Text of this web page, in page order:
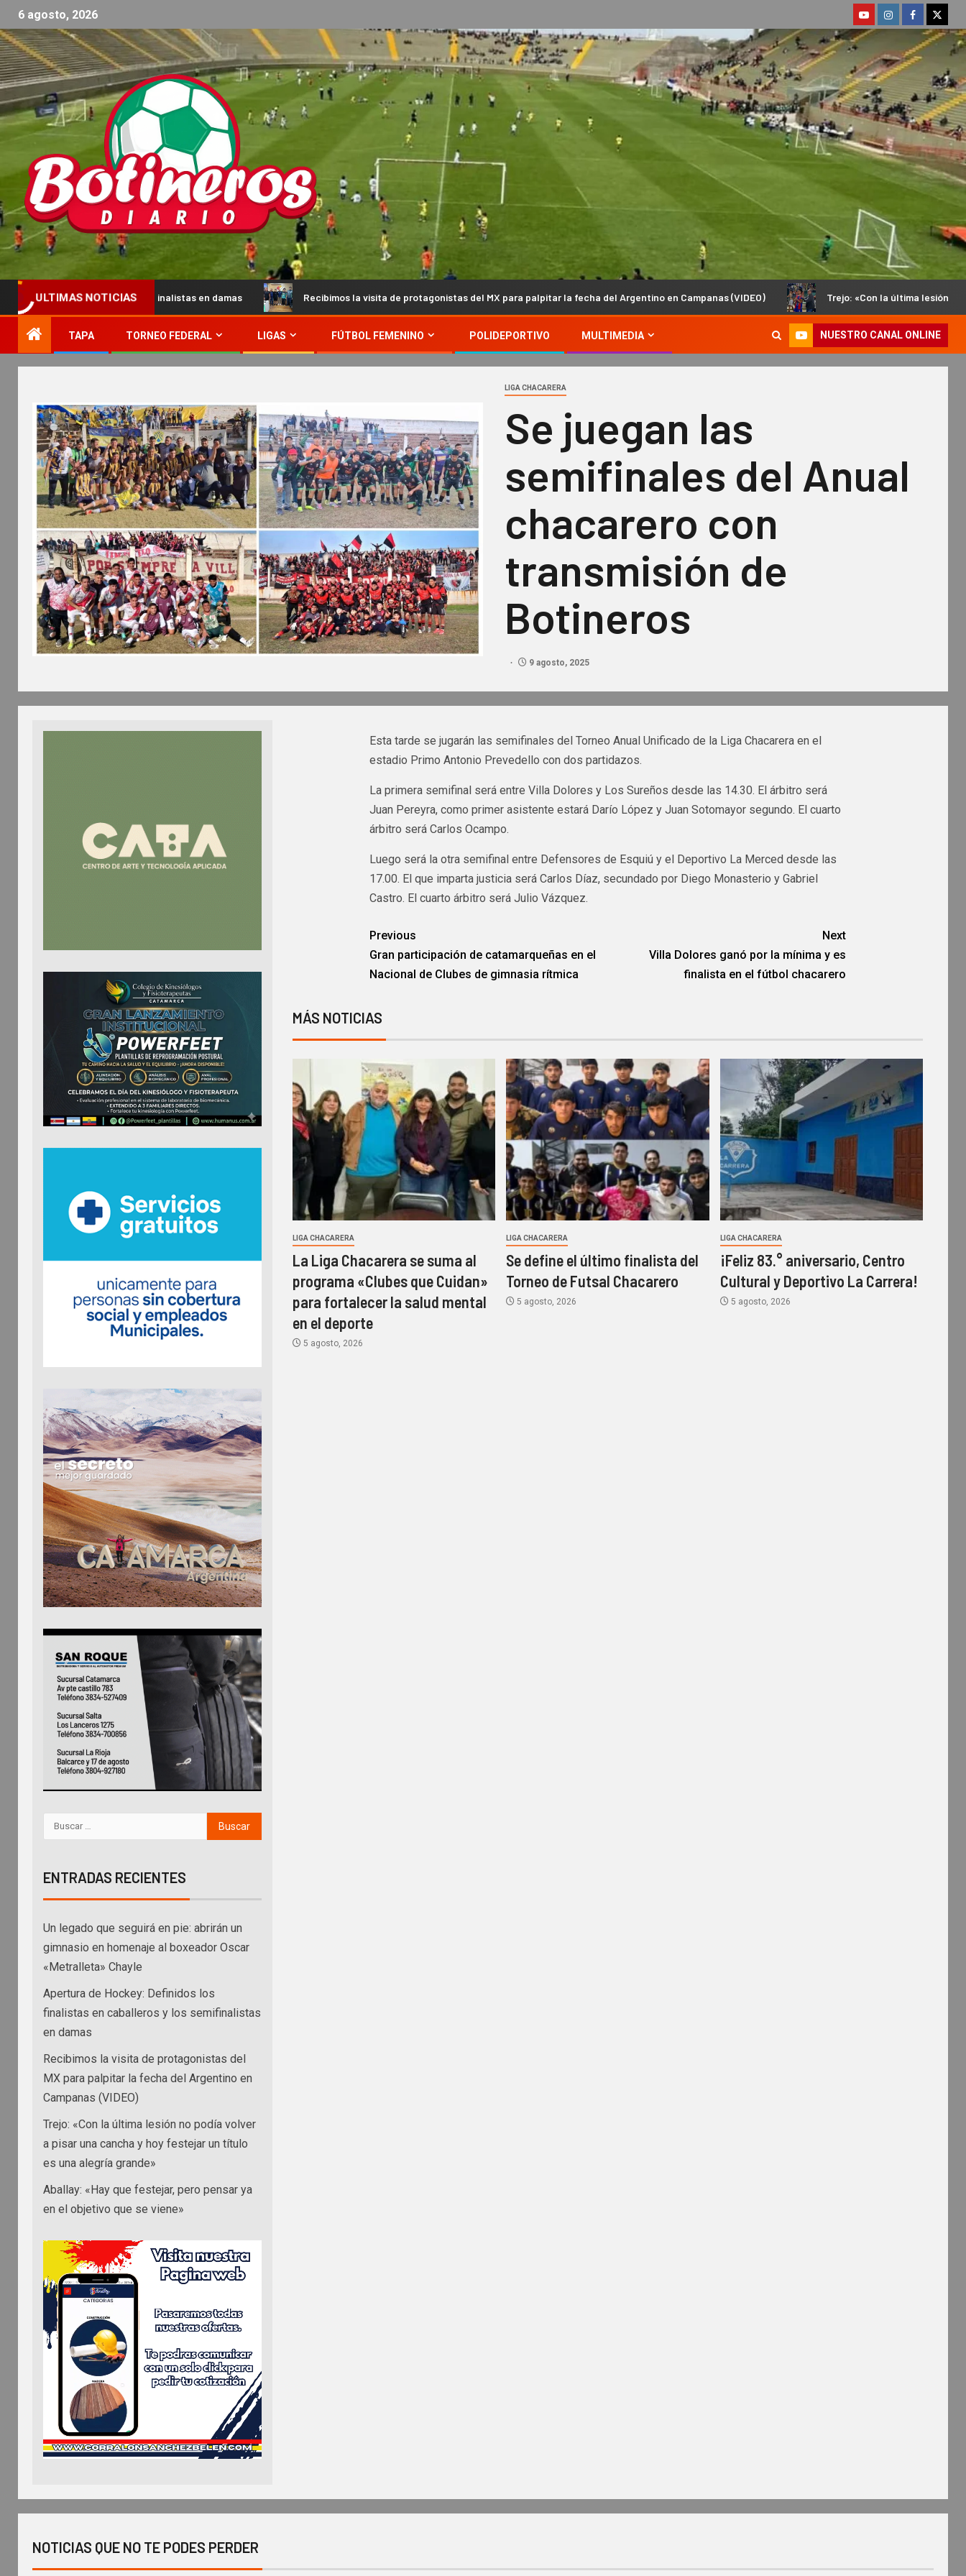
6 agosto, 2026
ULTIMAS NOTICIAS
los semifinalistas en damas Recibimos la visita de protagonistas del MX para palpitar la fecha del Argentino en Campanas (VIDEO) Trejo: «Con la última lesión no podía volver a pisar
TAPA TORNEO FEDERAL LIGAS FÚTBOL FEMENINO POLIDEPORTIVO MULTIMEDIA NUESTRO CANAL ONLINE
LIGA CHACARERA
Se juegan las
semifinales del Anual
chacarero con
transmisión de
Botineros
9 agosto, 2025
Esta tarde se jugarán las semifinales del Torneo Anual Unificado de la Liga Chacarera en el
estadio Primo Antonio Prevedello con dos partidazos.
La primera semifinal será entre Villa Dolores y Los Sureños desde las 14.30. El árbitro será
Juan Pereyra, como primer asistente estará Darío López y Juan Sotomayor segundo. El cuarto
árbitro será Carlos Ocampo.
Luego será la otra semifinal entre Defensores de Esquiú y el Deportivo La Merced desde las
17.00. El que imparta justicia será Carlos Díaz, secundado por Diego Monasterio y Gabriel
Castro. El cuarto árbitro será Julio Vázquez.
Previous
Gran participación de catamarqueñas en el
Nacional de Clubes de gimnasia rítmica
Next
Villa Dolores ganó por la mínima y es
finalista en el fútbol chacarero
MÁS NOTICIAS
LIGA CHACARERA
La Liga Chacarera se suma al
programa «Clubes que Cuidan»
para fortalecer la salud mental
en el deporte
5 agosto, 2026
LIGA CHACARERA
Se define el último finalista del
Torneo de Futsal Chacarero
5 agosto, 2026
LIGA CHACARERA
¡Feliz 83.° aniversario, Centro
Cultural y Deportivo La Carrera!
5 agosto, 2026
ENTRADAS RECIENTES
Un legado que seguirá en pie: abrirán un
gimnasio en homenaje al boxeador Oscar
«Metralleta» Chayle
Apertura de Hockey: Definidos los
finalistas en caballeros y los semifinalistas
en damas
Recibimos la visita de protagonistas del
MX para palpitar la fecha del Argentino en
Campanas (VIDEO)
Trejo: «Con la última lesión no podía volver
a pisar una cancha y hoy festejar un título
es una alegría grande»
Aballay: «Hay que festejar, pero pensar ya
en el objetivo que se viene»
NOTICIAS QUE NO TE PODES PERDER